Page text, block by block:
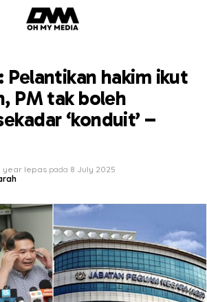
Pelantikan hakim ikut
PM tak boleh
‘konduit’ –
year lepas pada 8 July 2025